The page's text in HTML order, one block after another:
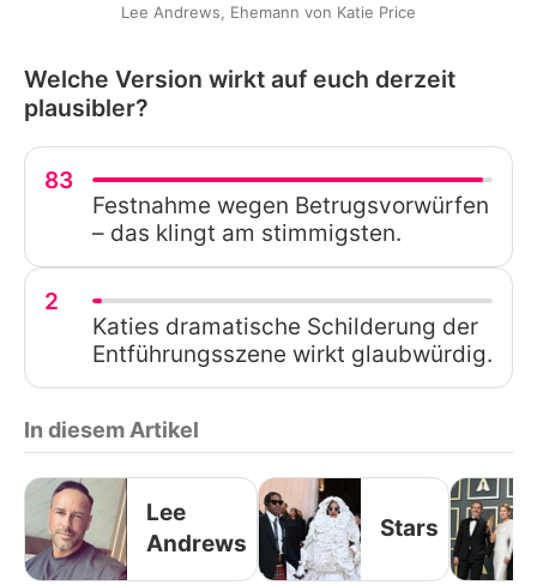
Lee Andrews, Ehemann von Katie Price
Welche Version wirkt auf euch derzeit
plausibler?
83
Festnahme wegen Betrugsvorwürfen
– das klingt am stimmigsten.
2
Katies dramatische Schilderung der
Entführungsszene wirkt glaubwürdig.
In diesem Artikel
Lee
Andrews
Stars